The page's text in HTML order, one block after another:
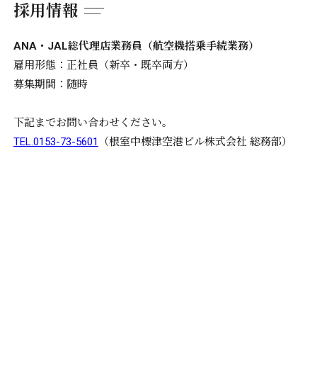
採用情報
ANA・JAL総代理店業務員（航空機搭乗手続業務）
雇用形態：正社員（新卒・既卒両方）
募集期間：随時
下記までお問い合わせください。
TEL.0153-73-5601
（根室中標津空港ビル株式会社 総務部）